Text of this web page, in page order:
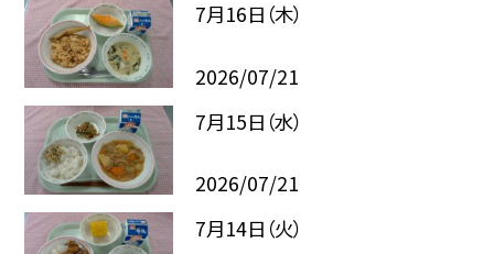
7月16日（木）
2026/07/21
7月15日（水）
2026/07/21
7月14日（火）